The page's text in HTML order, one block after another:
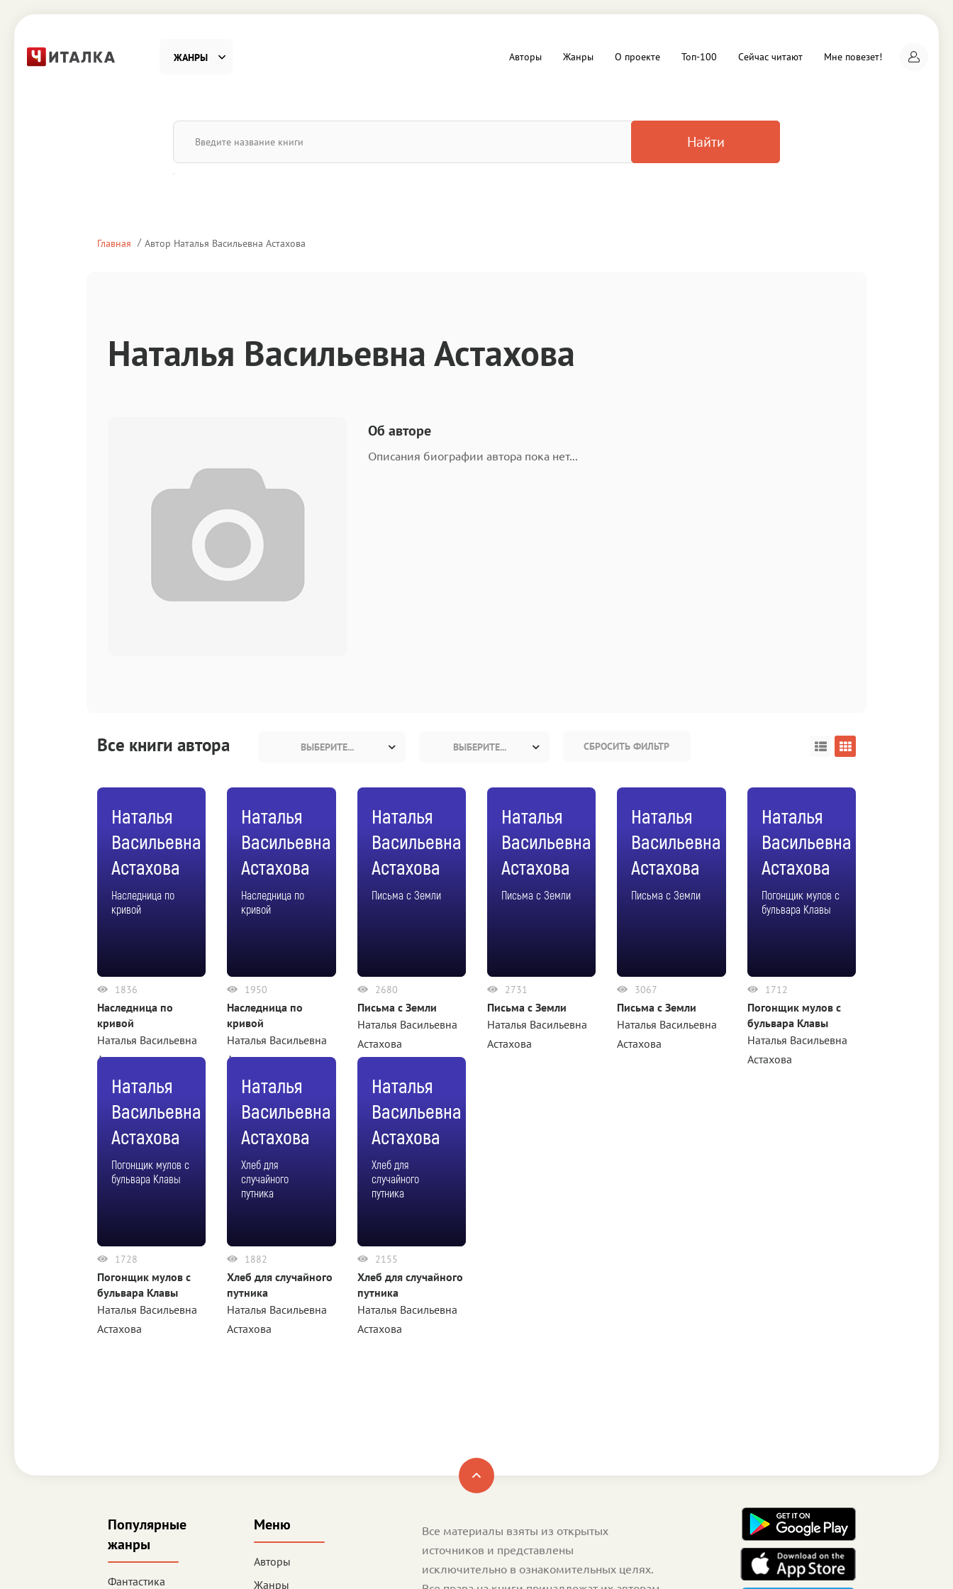
ЖАНРЫ
Проза
Авторы Жанры О проекте Топ-100 Сейчас читают Мне повезет!
Найти
Главная Автор Наталья Васильевна Астахова
Наталья Васильевна Астахова
Об авторе
Описания биографии автора пока нет...
Все книги автора ВЫБЕРИТЕ... ВЫБЕРИТЕ... СБРОСИТЬ ФИЛЬТР
Наталья
Васильевна
Астахова
Наследница по
кривой
1836
Наследница по
кривой
Наталья Васильевна
Астахова
Наталья
Васильевна
Астахова
Наследница по
кривой
1950
Наследница по
кривой
Наталья Васильевна
Астахова
Наталья
Васильевна
Астахова
Письма с Земли
2680
Письма с Земли
Наталья Васильевна
Астахова
Наталья
Васильевна
Астахова
Письма с Земли
2731
Письма с Земли
Наталья Васильевна
Астахова
Наталья
Васильевна
Астахова
Письма с Земли
3067
Письма с Земли
Наталья Васильевна
Астахова
Наталья
Васильевна
Астахова
Погонщик мулов с
бульвара Клавы
1712
Погонщик мулов с
бульвара Клавы
Наталья Васильевна
Астахова
Наталья
Васильевна
Астахова
Погонщик мулов с
бульвара Клавы
1728
Погонщик мулов с
бульвара Клавы
Наталья Васильевна
Астахова
Наталья
Васильевна
Астахова
Хлеб для
случайного
путника
1882
Хлеб для случайного
путника
Наталья Васильевна
Астахова
Наталья
Васильевна
Астахова
Хлеб для
случайного
путника
2155
Хлеб для случайного
путника
Наталья Васильевна
Астахова
Популярные
жанры
Фантастика
Меню
Авторы
Жанры
Все материалы взяты из открытых
источников и представлены
исключительно в ознакомительных целях.